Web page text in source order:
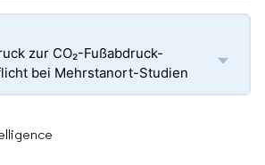
zur CO₂-Fußabdruck-
bei Mehrstanort-Studien